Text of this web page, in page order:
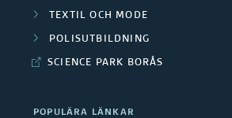
TEXTIL OCH MODE
POLISUTBILDNING
SCIENCE PARK BORÅS
POPULÄRA LÄNKAR